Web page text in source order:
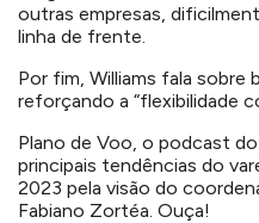
outras empresas,
linha de frente.
Por fim, Williams fala sobre
reforçando a “flexibilidade
Plano de Voo, o podcast
principais tendências do
2023 pela visão do
Fabiano Zortéa. Ouça!